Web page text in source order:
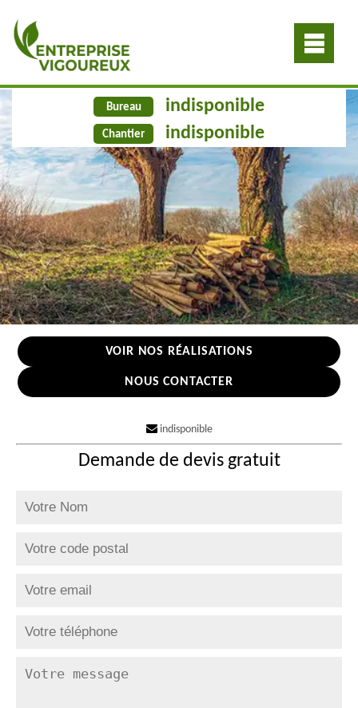
Bureau indisponible
Chantier indisponible
VOIR NOS RÉALISATIONS
NOUS CONTACTER
indisponible
Demande de devis gratuit